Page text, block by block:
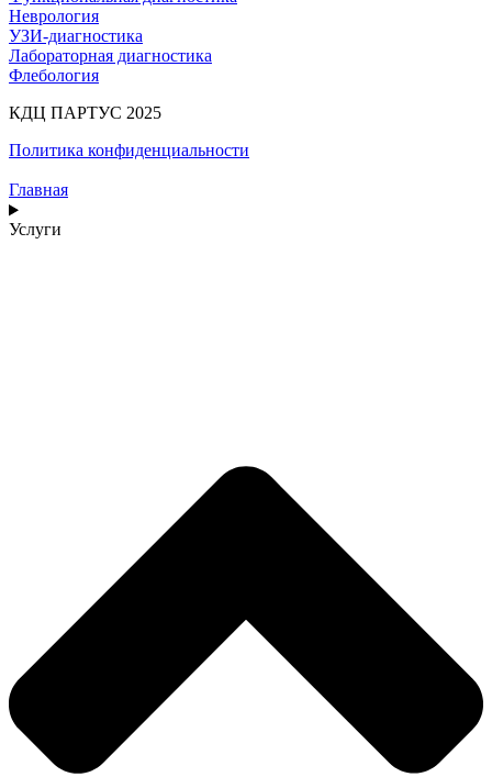
Неврология
УЗИ-диагностика
Лабораторная диагностика
Флебология
КДЦ ПАРТУС 2025
Политика конфиденциальности
Главная
Услуги